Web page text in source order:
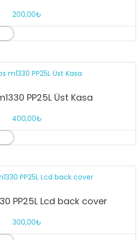
200,00₺
PP25L Üst Kasa
400,00₺
PP25L Lcd back cover
300,00₺